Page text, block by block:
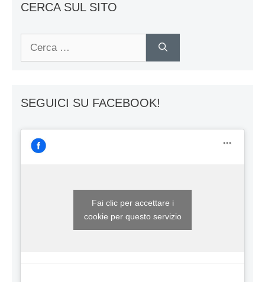
CERCA SUL SITO
Ricerca
SEGUICI SU FACEBOOK!
Fai clic per accettare i
cookie per questo servizio